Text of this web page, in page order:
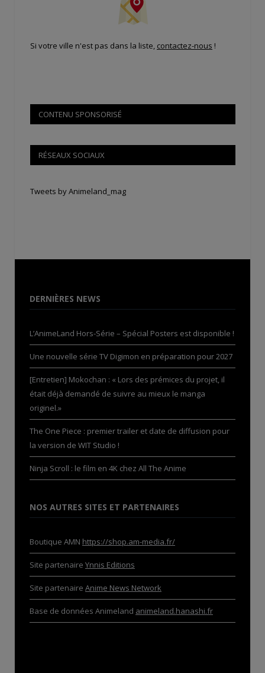
Si votre ville n'est pas dans la liste, contactez-nous !
CONTENU SPONSORISÉ
RÉSEAUX SOCIAUX
Tweets by Animeland_mag
DERNIÈRES NEWS
L’AnimeLand Hors-Série – Spécial Posters est disponible !
Une nouvelle série TV Digimon en préparation pour 2027
[Entretien] Mokochan : « Lors des prémices du projet, il
était déjà demandé de suivre au mieux le manga
originel.»
The One Piece : premier trailer et date de diffusion pour
la version de WIT Studio !
Ninja Scroll : le film en 4K chez All The Anime
NOS AUTRES SITES ET PARTENAIRES
Boutique AMN https://shop.am-media.fr/
Site partenaire Ynnis Editions
Site partenaire Anime News Network
Base de données Animeland animeland.hanashi.fr